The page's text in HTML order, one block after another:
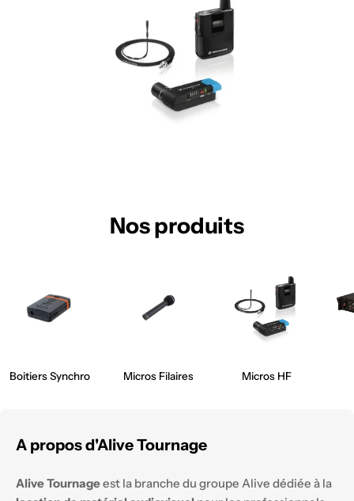
Nos produits
Boitiers Synchro Micros Filaires Micros HF
A propos d'Alive Tournage
Alive Tournageest la branche du groupe Alive dédiée à la